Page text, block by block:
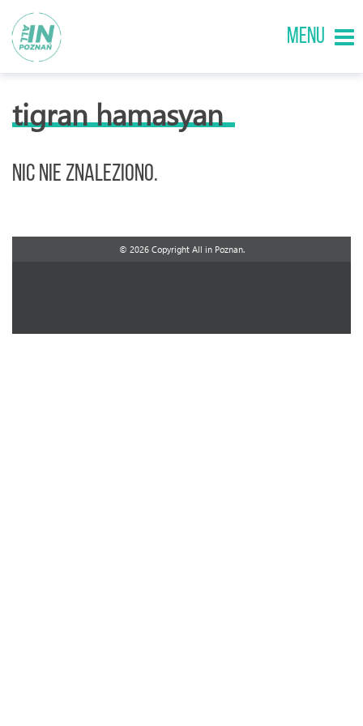
MENU
tigran hamasyan
Nic nie znaleziono.
© 2026 Copyright All in Poznan.